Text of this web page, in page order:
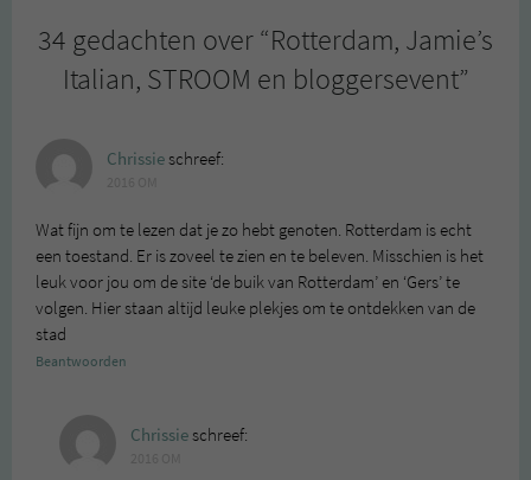
34 gedachten over “Rotterdam, Jamie’s
Italian, STROOM en bloggersevent”
Chrissieschreef:
Wat fijn om te lezen dat je zo hebt genoten. Rotterdam is echt
een toestand. Er is zoveel te zien en te beleven. Misschien is het
leuk voor jou om de site ‘de buik van Rotterdam’ en ‘Gers’ te
volgen. Hier staan altijd leuke plekjes om te ontdekken van de
stad
Beantwoorden
Chrissieschreef: